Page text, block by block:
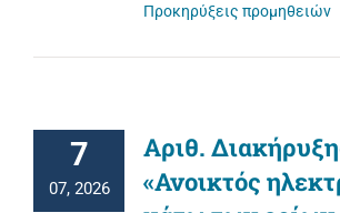
Προκηρύξεις προμηθειών
7
07, 2026
Αριθ.
«Ανοικτός